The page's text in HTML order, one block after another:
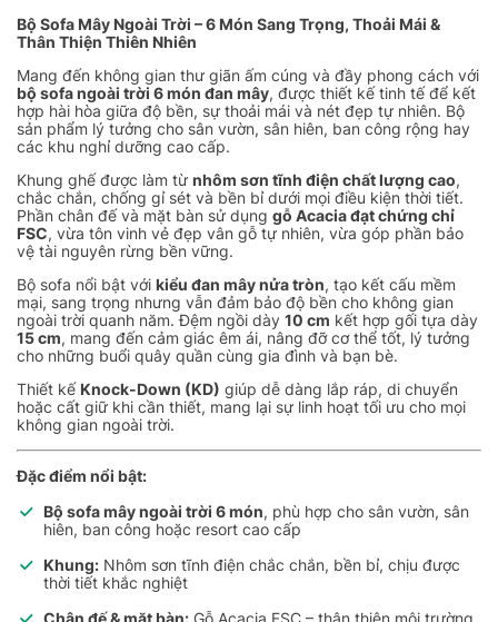
Bộ Sofa Mây Ngoài Trời – 6 Món Sang Trọng, Thoải Mái &
Thân Thiện Thiên Nhiên
Mang đến không gian thư giãn ấm cúng và đầy phong cách với
bộ sofa ngoài trời 6 món đan mây, được thiết kế tinh tế để kết
hợp hài hòa giữa độ bền, sự thoải mái và nét đẹp tự nhiên. Bộ
sản phẩm lý tưởng cho sân vườn, sân hiên, ban công rộng hay
các khu nghỉ dưỡng cao cấp.
Khung ghế được làm từ nhôm sơn tĩnh điện chất lượng cao,
chắc chắn, chống gỉ sét và bền bỉ dưới mọi điều kiện thời tiết.
Phần chân đế và mặt bàn sử dụng gỗ Acacia đạt chứng chỉ
FSC, vừa tôn vinh vẻ đẹp vân gỗ tự nhiên, vừa góp phần bảo
vệ tài nguyên rừng bền vững.
Bộ sofa nổi bật với kiểu đan mây nửa tròn, tạo kết cấu mềm
mại, sang trọng nhưng vẫn đảm bảo độ bền cho không gian
ngoài trời quanh năm. Đệm ngồi dày 10 cm kết hợp gối tựa dày
15 cm, mang đến cảm giác êm ái, nâng đỡ cơ thể tốt, lý tưởng
cho những buổi quây quần cùng gia đình và bạn bè.
Thiết kế Knock-Down (KD) giúp dễ dàng lắp ráp, di chuyển
hoặc cất giữ khi cần thiết, mang lại sự linh hoạt tối ưu cho mọi
không gian ngoài trời.
Đặc điểm nổi bật:
Bộ sofa mây ngoài trời 6 món, phù hợp cho sân vườn, sân
hiên, ban công hoặc resort cao cấp
Khung: Nhôm sơn tĩnh điện chắc chắn, bền bỉ, chịu được
thời tiết khắc nghiệt